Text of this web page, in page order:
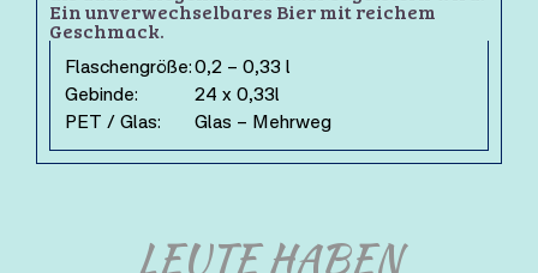
Ein unverwechselbares Bier mit reichem
Geschmack.
Flaschengröße:0,2 – 0,33 l
Gebinde:
24 x 0,33l
PET / Glas:
Glas – Mehrweg
LEUTE HABEN